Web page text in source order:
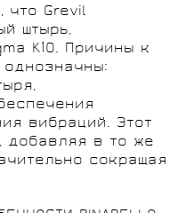
что Grevil
штырь,
K10. Причины к
вибраций. Этот
добавляя в то же
сокращая